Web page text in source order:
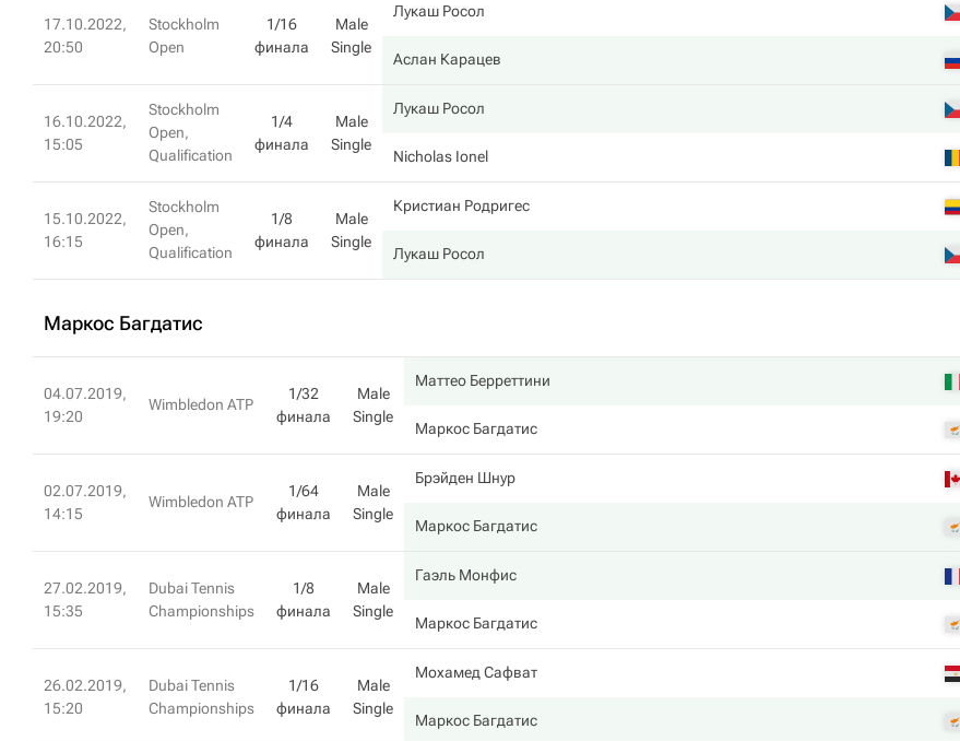
17.10.2022,
20:50
Stockholm
Open
1/16
финала
Male
Single
Лукаш Росол
Аслан Карацев
16.10.2022,
15:05
Stockholm
Open,
Qualification
1/4
финала
Male
Single
Лукаш Росол
Nicholas Ionel
15.10.2022,
16:15
Stockholm
Open,
Qualification
1/8
финала
Male
Single
Кристиан Родригес
Лукаш Росол
Маркос Багдатис
04.07.2019,
19:20
Wimbledon ATP
1/32
финала
Male
Single
Маттео Берреттини
Маркос Багдатис
02.07.2019,
14:15
Wimbledon ATP
1/64
финала
Male
Single
Брэйден Шнур
Маркос Багдатис
27.02.2019,
15:35
Dubai Tennis
Championships
1/8
финала
Male
Single
Гаэль Монфис
Маркос Багдатис
26.02.2019,
15:20
Dubai Tennis
Championships
1/16
финала
Male
Single
Мохамед Сафват
Маркос Багдатис